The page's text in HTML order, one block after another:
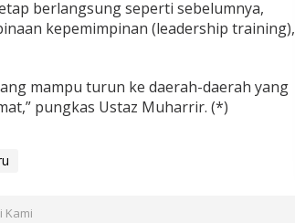
berlangsung seperti sebelumnya,
kepemimpinan (leadership training),
mampu turun ke daerah-daerah yang
pungkas Ustaz Muharrir. (*)
Kami